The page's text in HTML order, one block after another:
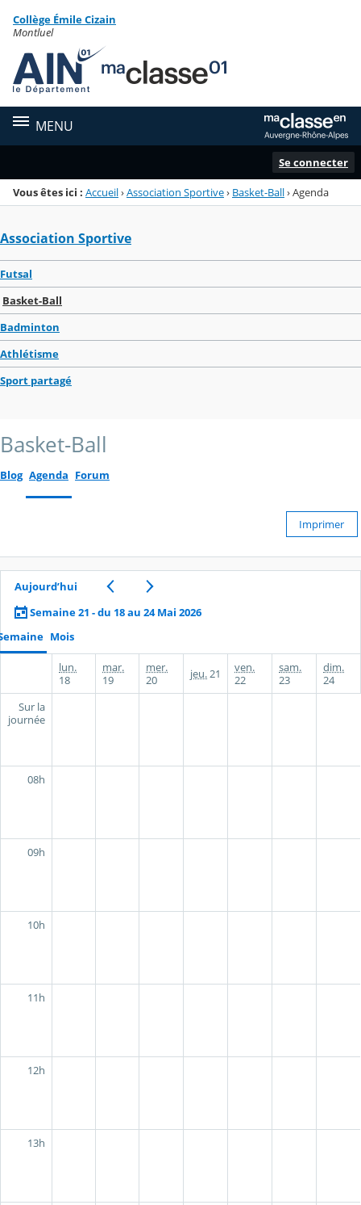
Menu de la rubrique
Contenu
Collège Émile Cizain
Montluel
MENU
Se connecter
Vous êtes ici : Accueil›Association Sportive› Basket-Ball›Agenda
Association Sportive
Futsal
Basket-Ball
Badminton
Athlétisme
Sport partagé
Basket-Ball
Blog Agenda Forum
Imprimer
Aujourd’hui
Semaine 21 - du 18 au 24 Mai 2026
Mois
lun.
18
mar.
19
mer.
20
jeu.21
ven.
22
sam.
23
dim.
24
Sur la
journée
08h
09h
10h
11h
12h
13h